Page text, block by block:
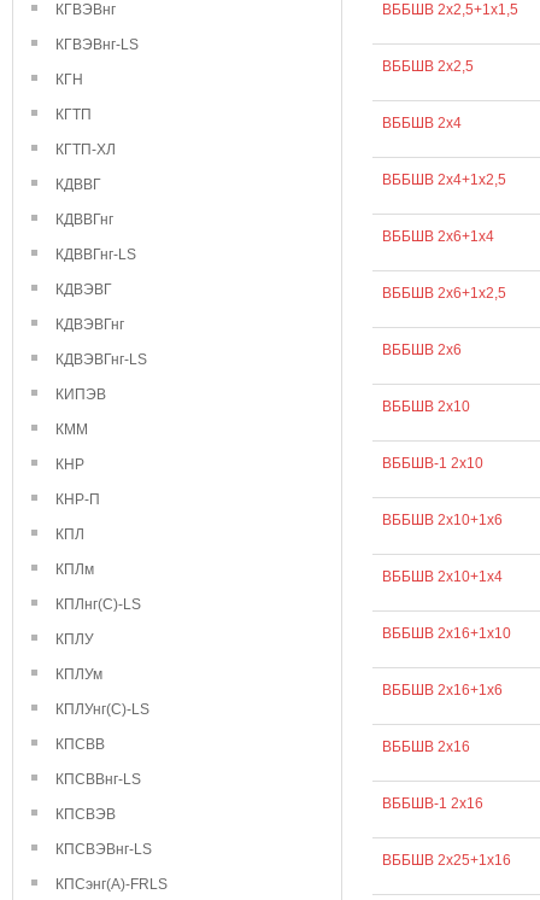
КГВЭВнг
КГВЭВнг-LS
КГН
КГТП
КГТП-ХЛ
КДВВГ
КДВВГнг
КДВВГнг-LS
КДВЭВГ
КДВЭВГнг
КДВЭВГнг-LS
КИПЭВ
КММ
КНР
КНР-П
КПЛ
КПЛм
КПЛнг(С)-LS
КПЛУ
КПЛУм
КПЛУнг(С)-LS
КПСВВ
КПСВВнг-LS
КПСВЭВ
КПСВЭВнг-LS
КПСэнг(А)-FRLS
ВББШВ 2х2,5+1х1,5
ВББШВ 2х2,5
ВББШВ 2х4
ВББШВ 2х4+1х2,5
ВББШВ 2х6+1х4
ВББШВ 2х6+1х2,5
ВББШВ 2х6
ВББШВ 2х10
ВББШВ-1 2х10
ВББШВ 2х10+1х6
ВББШВ 2х10+1х4
ВББШВ 2х16+1х10
ВББШВ 2х16+1х6
ВББШВ 2х16
ВББШВ-1 2х16
ВББШВ 2х25+1х16